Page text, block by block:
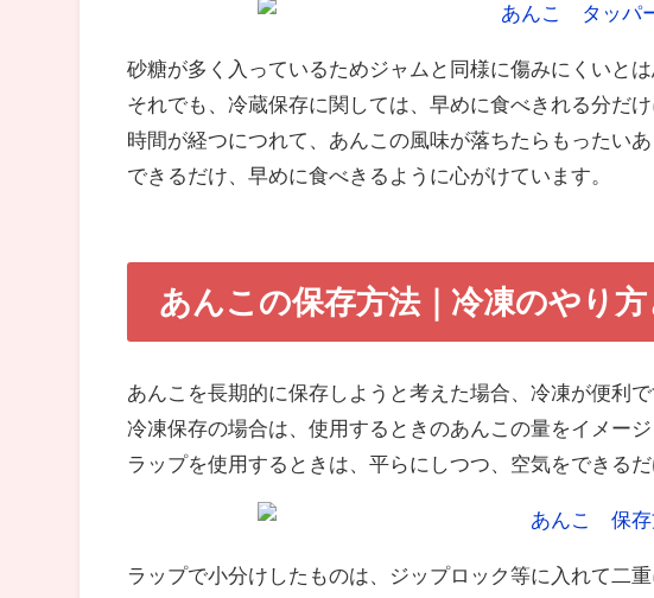
砂糖が多く入っているためジャムと同様に傷みにくいとは
それでも、冷蔵保存に関しては、早めに食べきれる分だけ
時間が経つにつれて、あんこの風味が落ちたらもったいあ
できるだけ、早めに食べきるように心がけています。
あんこの保存方法｜冷凍のやり
あんこを長期的に保存しようと考えた場合、冷凍が便利で
冷凍保存の場合は、使用するときのあんこの量をイメー
ラップを使用するときは、平らにしつつ、空気をできる
ラップで小分けしたものは、ジップロック等に入れて二重